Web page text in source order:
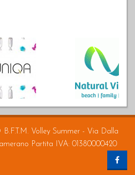
B.F.T.M. Volley Summer - Via Dalla
Partita IVA: 01380000420